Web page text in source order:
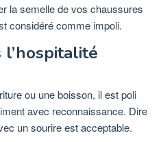
la semelle de vos chaussures
considéré comme impoli.
l’hospitalité
ou une boisson, il est poli
avec reconnaissance. Dire
un sourire est acceptable.